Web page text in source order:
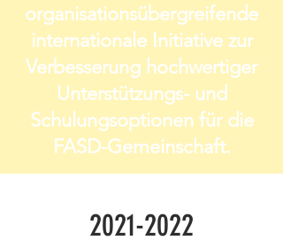
organisationsübergreifende
internationale Initiative zur
Verbesserung hochwertiger
Unterstützungs- und
Schulungsoptionen für die
FASD-Gemeinschaft.
2021-2022